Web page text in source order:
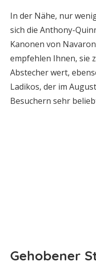
In der Nähe, nur
sich die Anthony-
Kanonen von
empfehlen Ihnen, sie
Abstecher wert,
Ladikos, der im
Besuchern sehr
Gehobener